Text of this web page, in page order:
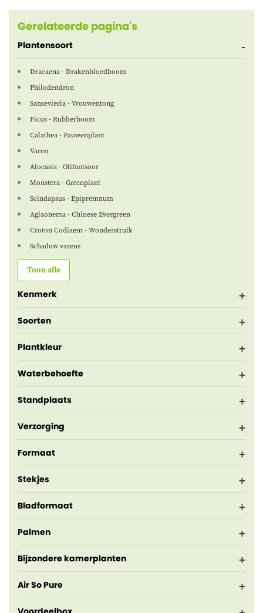
Gerelateerde pagina's
Plantensoort
Dracaena - Drakenbloedboom
Philodendron
Sansevieria - Vrouwentong
Ficus - Rubberboom
Calathea - Pauwenplant
Varen
Alocasia - Olifantsoor
Monstera - Gatenplant
Scindapsus - Epipremnum
Aglaonema - Chinese Evergreen
Croton Codiaem - Wonderstruik
Schaduw varens
Toon alle
Kenmerk
Soorten
Plantkleur
Waterbehoefte
Standplaats
Verzorging
Formaat
Stekjes
Bladformaat
Palmen
Bijzondere kamerplanten
Air So Pure